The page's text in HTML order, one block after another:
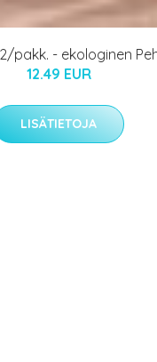
pakk. - ekologinen
12.49 EUR
LISÄTIETOJA